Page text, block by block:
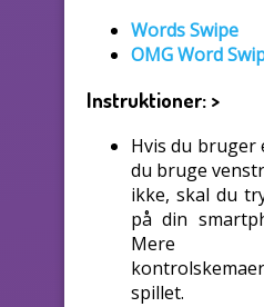
Words Swipe
OMG Word
Instruktioner: >
Hvis du bruger
du bruge
ikke, skal du
på din
Mere
spillet.